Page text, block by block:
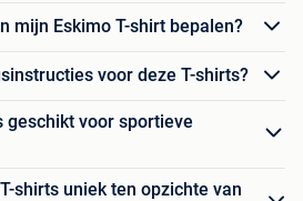
mijn Eskimo T-shirt bepalen?
voor deze T-shirts?
geschikt voor sportieve
shirts uniek ten opzichte van